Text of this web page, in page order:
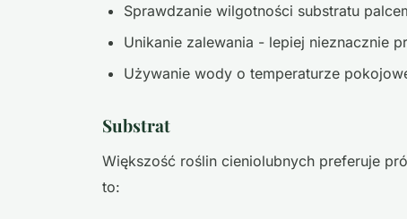
Sprawdzanie wilgotności substratu
Unikanie zalewania - lepiej nieznacznie
Używanie wody o temperaturze
Substrat
Większość roślin cieniolubnych preferuje
to: